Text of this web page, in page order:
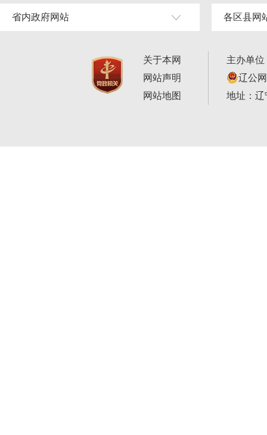
省内政府网站 各区县网
关于本网
网站声明
网站地图
主办单
辽公
地址：辽